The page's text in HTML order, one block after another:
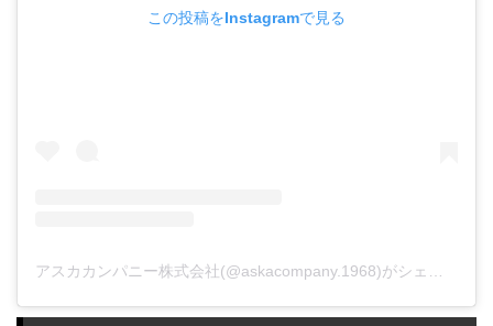
この投稿をInstagramで見る